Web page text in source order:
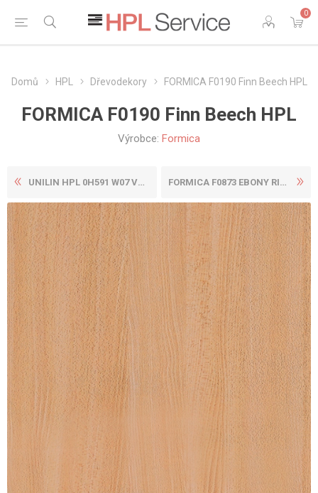
0
Domů HPL Dřevodekory FORMICA F0190 Finn Beech HPL
FORMICA F0190 Finn Beech HPL
Výrobce: Formica
UNILIN HPL 0H591 W07 VALLEY... FORMICA F0873 EBONY RIBBONW...